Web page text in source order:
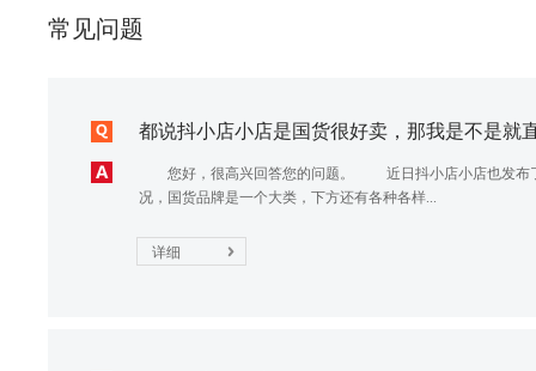
常见问题
都说抖小店小店是国货很好卖，那我是不是就
您好，很高兴回答您的问题。 近日抖小店小店也发布了
况，国货品牌是一个大类，下方还有各种各样...
详细